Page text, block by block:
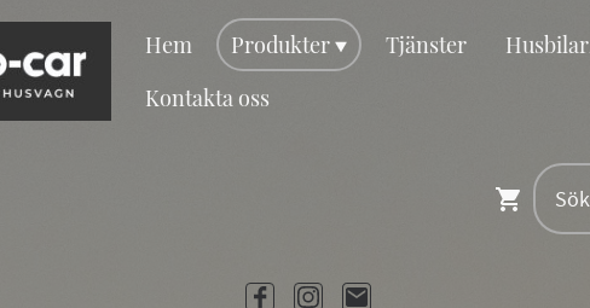
Hem Produkter Tjänster
Kontakta oss